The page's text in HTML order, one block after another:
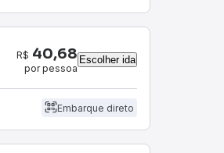
R$ 40,68
por pessoa
Escolher ida
Embarque direto